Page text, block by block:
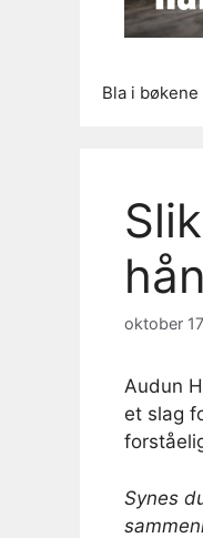
Bla i bøkene
oktober
Audun
et slag
Synes